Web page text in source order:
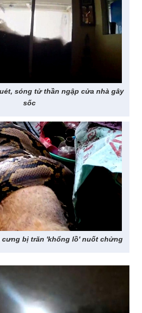
sóng tử thần ngập cửa nhà gây
sốc
cưng bị trăn 'khổng lồ' nuốt chửng